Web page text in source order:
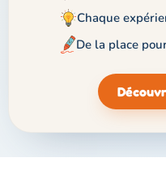
Chaque
De la place